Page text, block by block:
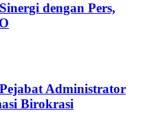
dengan Pers,
Administrator
Birokrasi